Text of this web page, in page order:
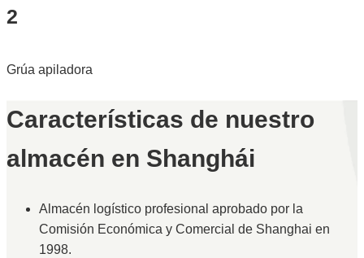
2
Grúa apiladora
Características de nuestro
almacén en Shanghái
Almacén logístico profesional aprobado por la
Comisión Económica y Comercial de Shanghai en
1998.